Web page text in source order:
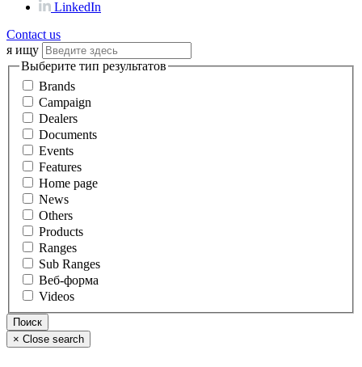
LinkedIn
Contact us
я ищу
Выберите тип результатов
Brands
Campaign
Dealers
Documents
Events
Features
Home page
News
Others
Products
Ranges
Sub Ranges
Веб-форма
Videos
× Close search